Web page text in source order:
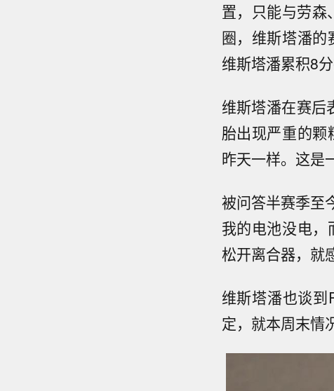
置，只能与劳森
圈，维斯塔潘
维斯塔潘累积8
维斯塔潘在赛后
胎出现严重的
昨天一样。这是
被问答半赛季至
我的电池没电
松开离合器，就
维斯塔潘也谈
定，就本周末情